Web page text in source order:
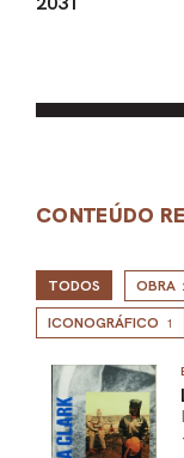
CONTEÚDO
TODOS OBRA
ICONOGRÁFICO 1